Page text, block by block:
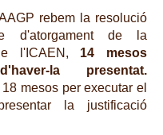
rebem la resolució
d'atorgament de la
l'ICAEN, 14 mesos
la presentat.
mesos per executar el
la justificació